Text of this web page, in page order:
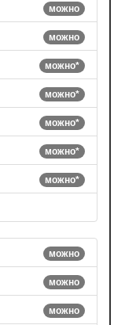
можно
можно
можно*
можно*
можно*
можно*
можно*
можно
можно
можно